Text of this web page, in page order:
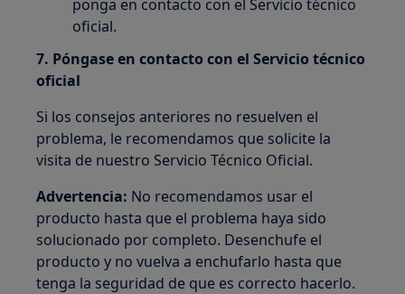
ponga en contacto con el Servicio técnico
oficial.
7. Póngase en contacto con el Servicio técnico
oficial
Si los consejos anteriores no resuelven el
problema, le recomendamos que solicite la
visita de nuestro Servicio Técnico Oficial.
Advertencia: No recomendamos usar el
producto hasta que el problema haya sido
solucionado por completo. Desenchufe el
producto y no vuelva a enchufarlo hasta que
tenga la seguridad de que es correcto hacerlo.